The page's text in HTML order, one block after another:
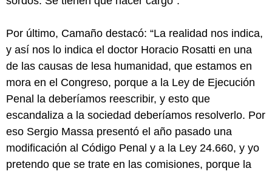
Por último, Camaño destacó: “La realidad nos indica,
y así nos lo indica el doctor Horacio Rosatti en una
de las causas de lesa humanidad, que estamos en
mora en el Congreso, porque a la Ley de Ejecución
Penal la deberíamos reescribir, y esto que
escandaliza a la sociedad deberíamos resolverlo. Por
eso Sergio Massa presentó el año pasado una
modificación al Código Penal y a la Ley 24.660, y yo
pretendo que se trate en las comisiones, porque la